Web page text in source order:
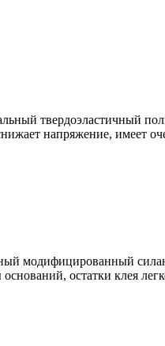
твердоэластичный
напряжение, имеет
модифицированный
остатки клея